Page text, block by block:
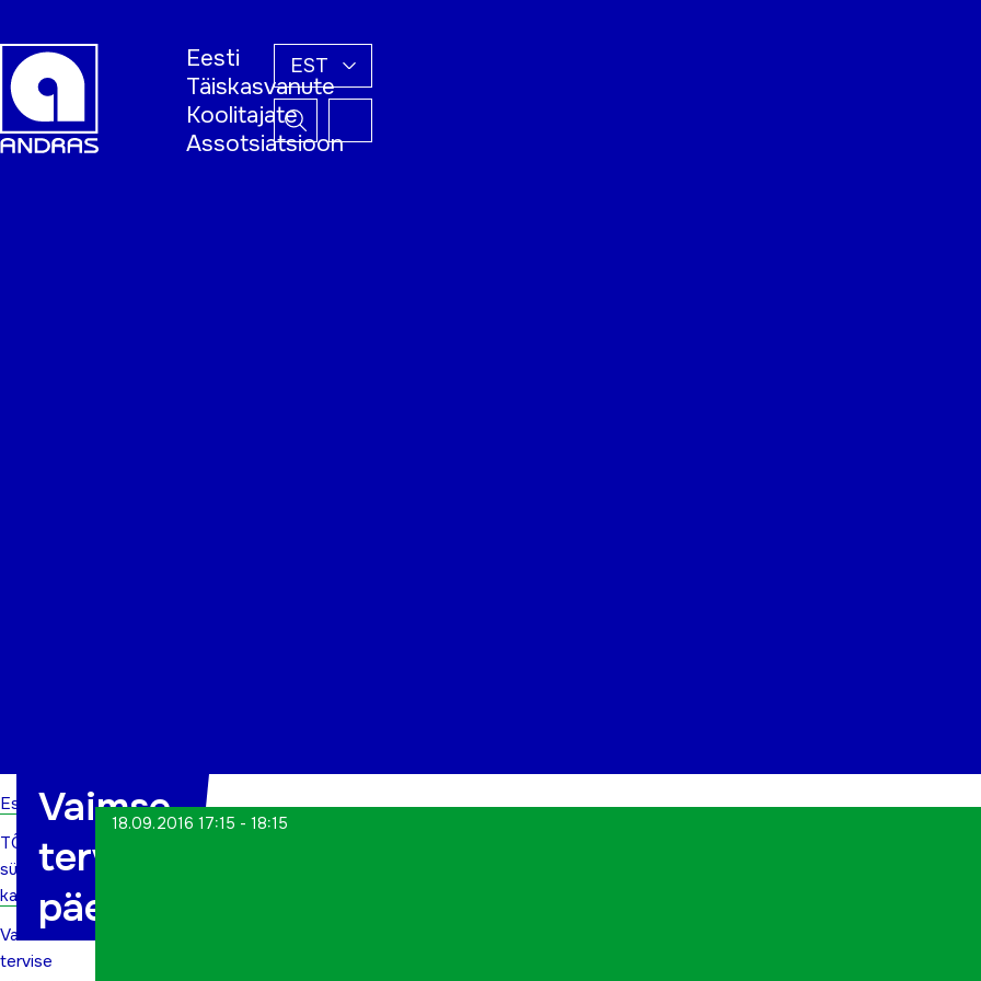
Eesti
Täiskasvanute
Koolitajate
Assotsiatsioon
EST
Esileht
TÕN
sündmuste
kalender
Vaimse
tervise
Vaimse
tervise
päev
18.09.2016 17:15 - 18:15